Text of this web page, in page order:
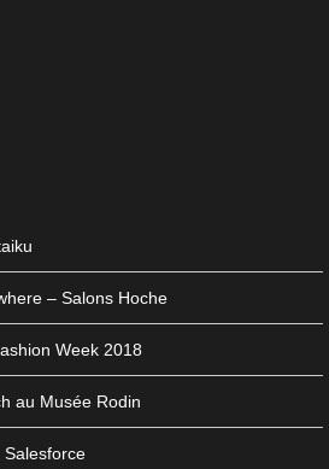
– Salons Hoche
Week 2018
au Musée Rodin
Salesforce